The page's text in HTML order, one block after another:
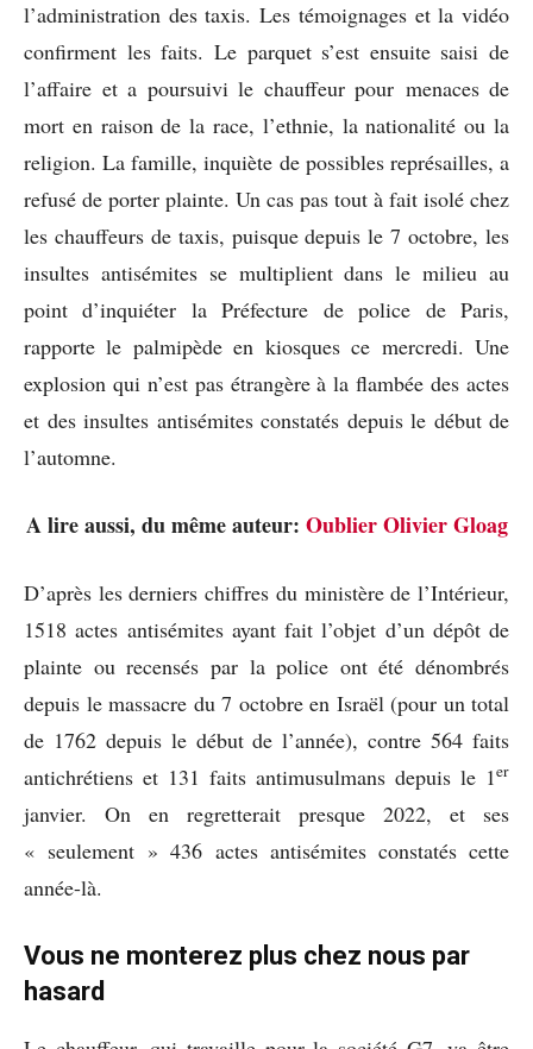
l’administration des taxis. Les témoignages et la vidéo
confirment les faits. Le parquet s’est ensuite saisi de
l’affaire et a poursuivi le chauffeur pour menaces de
mort en raison de la race, l’ethnie, la nationalité ou la
religion. La famille, inquiète de possibles représailles, a
refusé de porter plainte. Un cas pas tout à fait isolé chez
les chauffeurs de taxis, puisque depuis le 7 octobre, les
insultes antisémites se multiplient dans le milieu au
point d’inquiéter la Préfecture de police de Paris,
rapporte le palmipède en kiosques ce mercredi. Une
explosion qui n’est pas étrangère à la flambée des actes
et des insultes antisémites constatés depuis le début de
l’automne.
A lire aussi, du même auteur: Oublier Olivier Gloag
D’après les derniers chiffres du ministère de l’Intérieur,
1518 actes antisémites ayant fait l’objet d’un dépôt de
plainte ou recensés par la police ont été dénombrés
depuis le massacre du 7 octobre en Israël (pour un total
de 1762 depuis le début de l’année), contre 564 faits
antichrétiens et 131 faits antimusulmans depuis le 1er
janvier. On en regretterait presque 2022, et ses
« seulement » 436 actes antisémites constatés cette
année-là.
Vous ne monterez plus chez nous par
hasard